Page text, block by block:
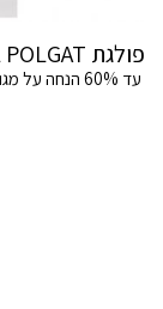
פולגת POLGAT ב- FINAL SALE .
עד 60% הנחה על מגוון פריטים מקולקציית החורף.